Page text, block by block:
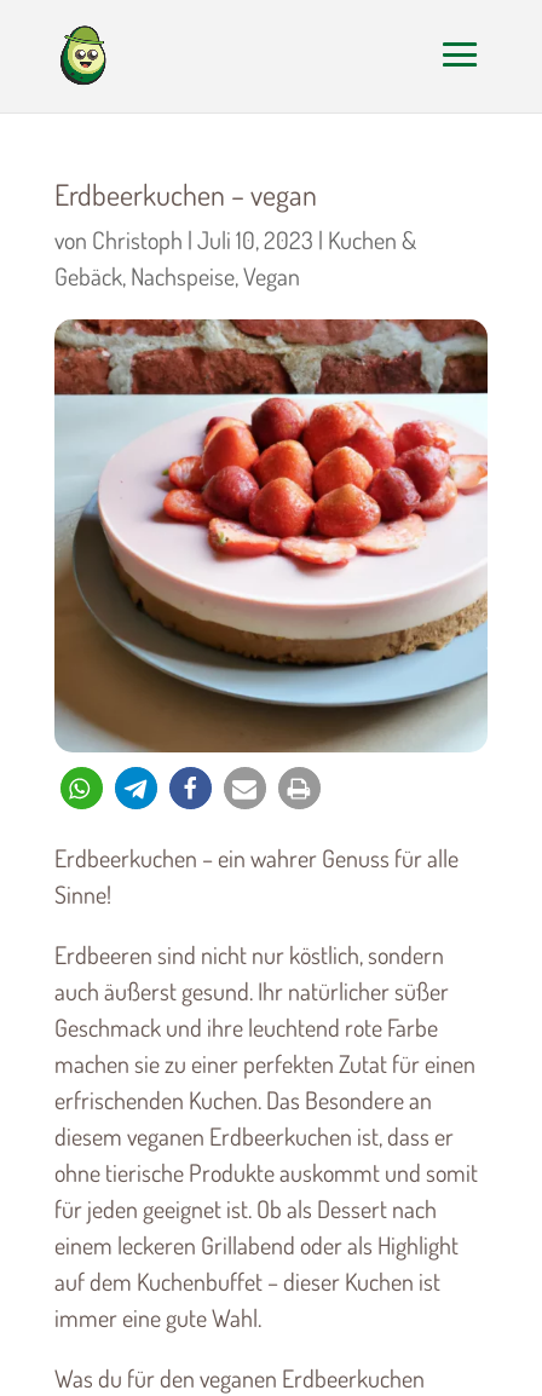
Erdbeerkuchen – vegan
von Christoph |Juli 10, 2023 | Kuchen &
Gebäck,Nachspeise,Vegan
Erdbeerkuchen – ein wahrer Genuss für alle
Sinne!
Erdbeeren sind nicht nur köstlich, sondern
auch äußerst gesund. Ihr natürlicher süßer
Geschmack und ihre leuchtend rote Farbe
machen sie zu einer perfekten Zutat für einen
erfrischenden Kuchen. Das Besondere an
diesem veganen Erdbeerkuchen ist, dass er
ohne tierische Produkte auskommt und somit
für jeden geeignet ist. Ob als Dessert nach
einem leckeren Grillabend oder als Highlight
auf dem Kuchenbuffet – dieser Kuchen ist
immer eine gute Wahl.
Was du für den veganen Erdbeerkuchen